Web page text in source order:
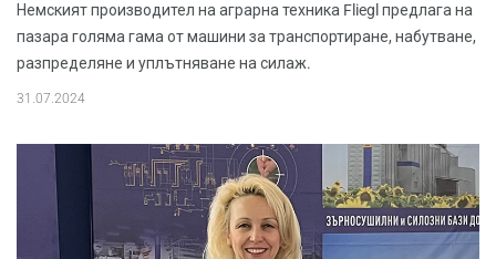
Немският производител на аграрна техника Fliegl предлага на
пазара голяма гама от машини за транспортиране, набутване,
разпределяне и уплътняване на силаж.
31.07.2024